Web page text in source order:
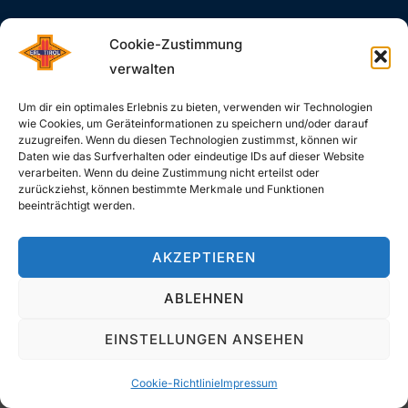
Cookie-Zustimmung
verwalten
Um dir ein optimales Erlebnis zu bieten, verwenden wir Technologien
wie Cookies, um Geräteinformationen zu speichern und/oder darauf
zuzugreifen. Wenn du diesen Technologien zustimmst, können wir
Daten wie das Surfverhalten oder eindeutige IDs auf dieser Website
verarbeiten. Wenn du deine Zustimmung nicht erteilst oder
zurückziehst, können bestimmte Merkmale und Funktionen
beeinträchtigt werden.
AKZEPTIEREN
ABLEHNEN
EINSTELLUNGEN ANSEHEN
Cookie-RichtlinieImpressum
#SAUSCHNELL – DAS SIND WIR!
SUCHE
Search
Copyright © 2026 SC-Erl
Inspiro Themeby WPZOOM